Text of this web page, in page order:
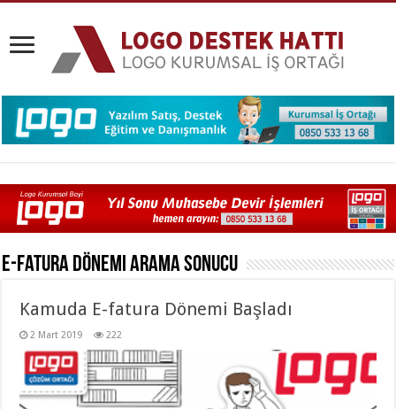
E-fatura DönemiArama Sonucu
Kamuda E-fatura Dönemi Başladı
2 Mart 2019 222